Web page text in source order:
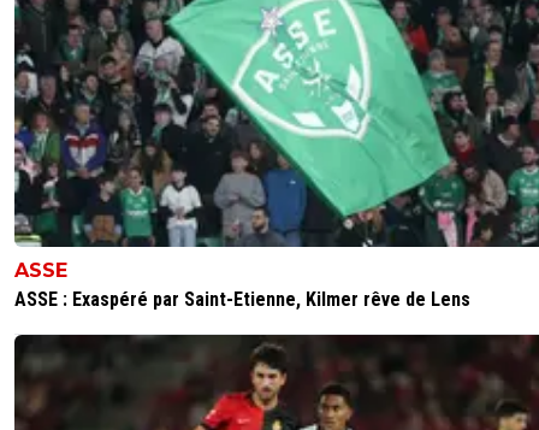
ASSE
ASSE : Exaspéré par Saint-Etienne, Kilmer rêve de Lens